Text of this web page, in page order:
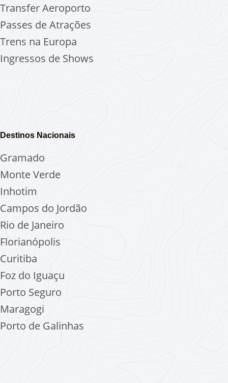
Transfer Aeroporto
Passes de Atrações
Trens na Europa
Ingressos de Shows
Destinos Nacionais
Gramado
Monte Verde
Inhotim
Campos do Jordão
Rio de Janeiro
Florianópolis
Curitiba
Foz do Iguaçu
Porto Seguro
Maragogi
Porto de Galinhas